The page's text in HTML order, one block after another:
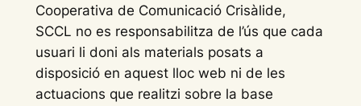
Cooperativa de Comunicació Crisàlide,
SCCL no es responsabilitza de l’ús que cada
usuari li doni als materials posats a
disposició en aquest lloc web ni de les
actuacions que realitzi sobre la base